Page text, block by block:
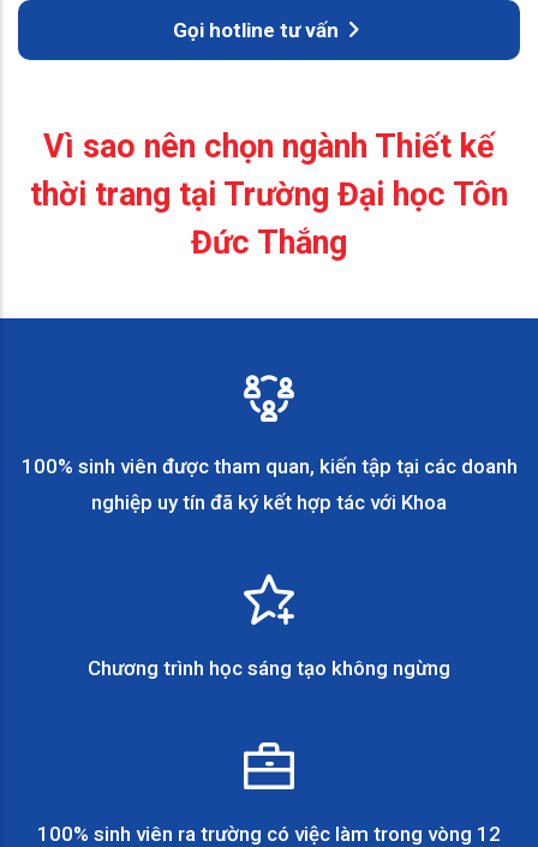
Gọi hotline tư vấn
Vì sao nên chọn ngành Thiết kế
thời trang tại Trường Đại học Tôn
Đức Thắng
100% sinh viên được tham quan, kiến tập tại các doanh
nghiệp uy tín đã ký kết hợp tác với Khoa
Chương trình học sáng tạo không ngừng
100% sinh viên ra trường có việc làm trong vòng 12